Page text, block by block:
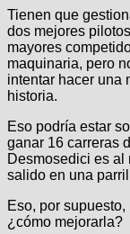
Tienen que
dos mejores
mayores
maquinaria, pero
intentar hacer una
historia.
Eso podría estar
ganar 16 carreras
Desmosedici es al
salido en una
Eso, por
¿cómo mejorarla?